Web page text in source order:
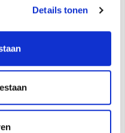
Details tonen
tank